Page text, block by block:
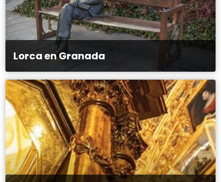
Lorca en Granada